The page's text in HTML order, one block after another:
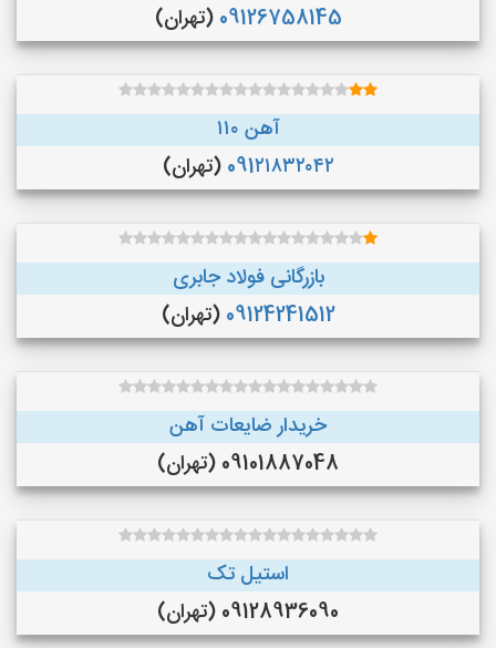
09126758145 (تهران)
آهن ۱۱۰
091۲۱۸۳۲۰۴۲ (تهران)
بازرگانی فولاد جابری
09124241512 (تهران)
خریدار ضایعات آهن
09101887048 (تهران)
استیل تک
09128936090 (تهران)